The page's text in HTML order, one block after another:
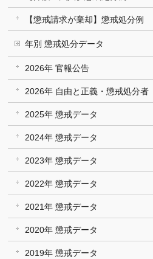
【懲戒請求が棄却】懲戒処分例
年別 懲戒処分データ
2026年 官報公告
2026年 自由と正義・懲戒処分者
2025年 懲戒データ
2024年 懲戒データ
2023年 懲戒データ
2022年 懲戒データ
2021年 懲戒データ
2020年 懲戒データ
2019年 懲戒データ